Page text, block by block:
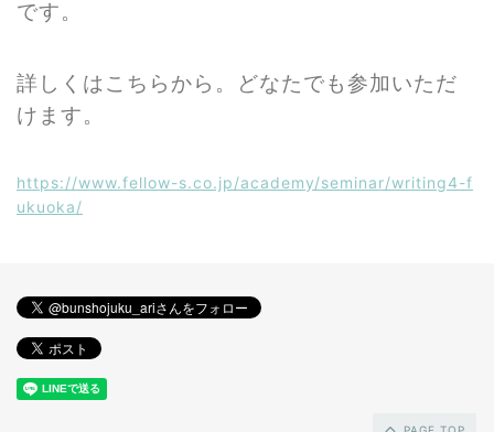
です。
詳しくはこちらから。どなたでも参加いただ
けます。
https://www.fellow-s.co.jp/academy/seminar/writing4-f
ukuoka/